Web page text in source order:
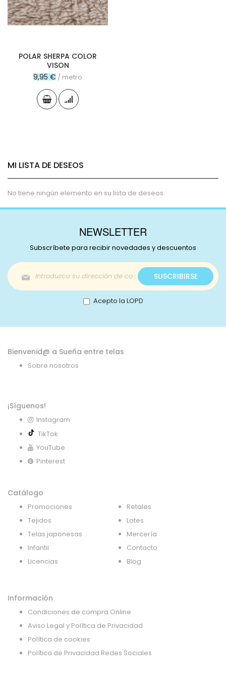
POLAR SHERPA COLOR
VISON
9,95 € / metro
MI LISTA DE DESEOS
No tiene ningún elemento en su lista de deseos.
NEWSLETTER
Subscríbete para recibir novedades y descuentos
Inscríbase
a
nuestro
boletín
de
SUSCRIBIRSE
Acepto la LOPD
Bienvenid@ a Sueña entre telas
Sobre nosotros
¡Síguenos!
Instagram
TikTok
YouTube
Pinterest
Catálogo
Promociones
Tejidos
Telas japonesas
Infantil
Licencias
Retales
Lotes
Mercería
Contacto
Blog
Información
Condiciones de compra Online
Aviso Legal y Política de Privacidad
Política de cookies
Política de Privacidad Redes Sociales